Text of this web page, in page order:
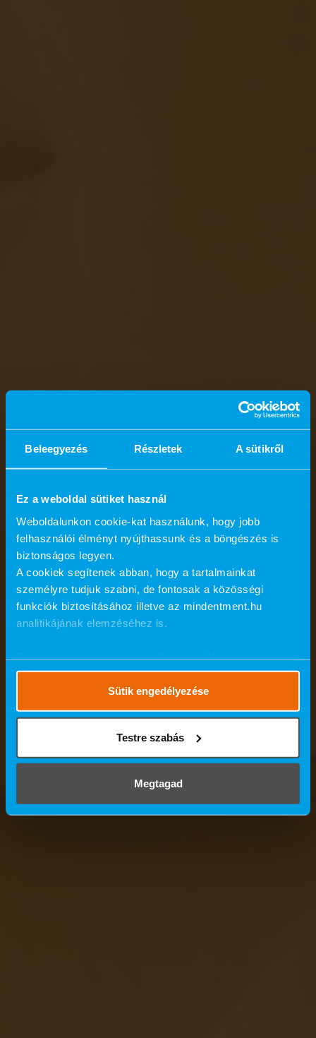
Beleegyezés Részletek A sütikről
Ez a weboldal sütiket használ
Weboldalunkon cookie-kat használunk, hogy jobb
felhasználói élményt nyújthassunk és a böngészés is
biztonságos legyen.
A cookiek segítenek abban, hogy a tartalmainkat
személyre tudjuk szabni, de fontosak a közösségi
funkciók biztosításához illetve az mindentment.hu
analitikájának elemzéséhez is.
számunkra a mérések használatát. Részletes cookie
Sütik engedélyezése
Testre szabás
Megtagad